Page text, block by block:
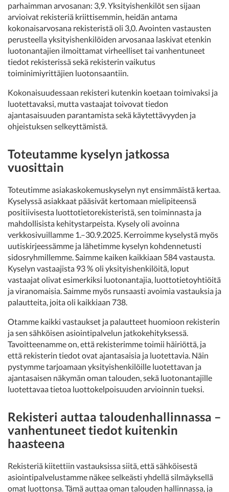
parhaimman arvosanan: 3,9. Yksityishenkilöt sen sijaan
arvioivat rekisteriä kriittisemmin, heidän antama
kokonaisarvosana rekisteristä oli 3,0. Avointen vastausten
perusteella yksityishenkilöiden arvosanaa laskivat etenkin
luotonantajien ilmoittamat virheelliset tai vanhentuneet
tiedot rekisterissä sekä rekisterin vaikutus
toiminimiyrittäjien luotonsaantiin.
Kokonaisuudessaan rekisteri kutenkin koetaan toimivaksi ja
luotettavaksi, mutta vastaajat toivovat tiedon
ajantasaisuuden parantamista sekä käytettävyyden ja
ohjeistuksen selkeyttämistä.
Toteutamme kyselyn jatkossa
vuosittain
Toteutimme asiakaskokemuskyselyn nyt ensimmäistä kertaa.
Kyselyssä asiakkaat pääsivät kertomaan mielipiteensä
positiivisesta luottotietorekisteristä, sen toiminnasta ja
mahdollisista kehitystarpeista. Kysely oli avoinna
verkkosivuillamme 1.–30.9.2025. Kerroimme kyselystä myös
uutiskirjeessämme ja lähetimme kyselyn kohdennetusti
sidosryhmillemme. Saimme kaiken kaikkiaan 584 vastausta.
Kyselyn vastaajista 93 % oli yksityishenkilöitä, loput
vastaajat olivat esimerkiksi luotonantajia, luottotietoyhtiöitä
ja viranomaisia. Saimme myös runsaasti avoimia vastauksia ja
palautteita, joita oli kaikkiaan 738.
Otamme kaikki vastaukset ja palautteet huomioon rekisterin
ja sen sähköisen asiointipalvelun jatkokehityksessä.
Tavoitteenamme on, että rekisterimme toimii häiriöttä, ja
että rekisterin tiedot ovat ajantasaisia ja luotettavia. Näin
pystymme tarjoamaan yksityishenkilöille luotettavan ja
ajantasaisen näkymän oman talouden, sekä luotonantajille
luotettavaa tietoa luottokelpoisuuden arvioinnin tueksi.
Rekisteri auttaa taloudenhallinnassa –
vanhentuneet tiedot kuitenkin
haasteena
Rekisteriä kiitettiin vastauksissa siitä, että sähköisestä
asiointipalvelustamme näkee selkeästi yhdellä silmäyksellä
omat luottonsa. Tämä auttaa oman talouden hallinnassa, ja